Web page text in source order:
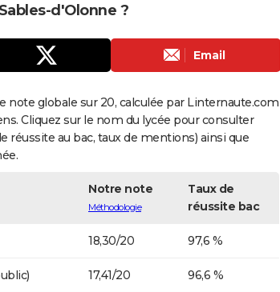
d'Olonne ?
Email
note globale sur 20, calculée par Linternaute.com
Cliquez sur le nom du lycée pour consulter
réussite au bac, taux de mentions) ainsi que
Notre note
Méthodologie
Taux de
réussite bac
18,30/20 97,6 %
17,41/20 96,6 %